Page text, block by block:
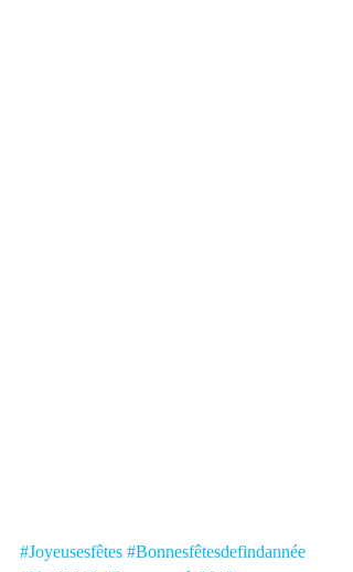
#Joyeusesfêtes #Bonnesfêtesdefindannée